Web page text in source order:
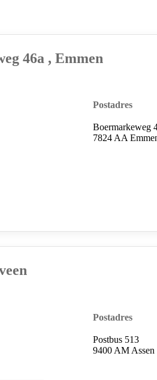
46a , Emmen
Postadres
Boermarkeweg
7824 AA
Postadres
Postbus 513
9400 AM Assen